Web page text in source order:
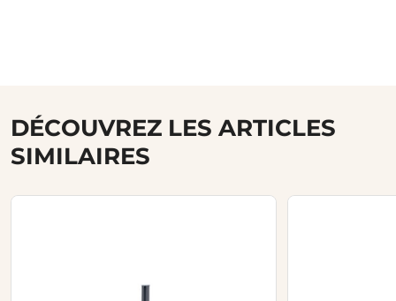
DÉCOUVREZ LES ARTICLES
SIMILAIRES